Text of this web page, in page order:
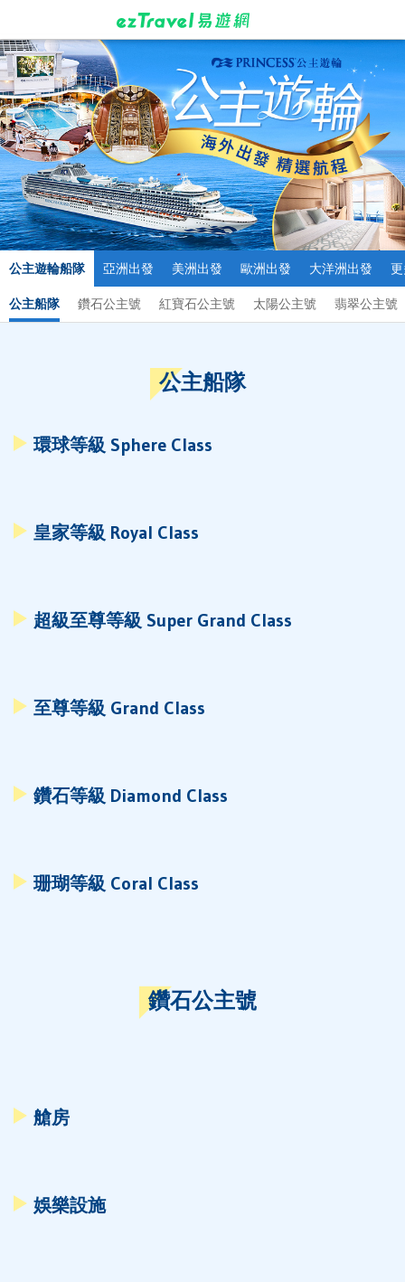
公主遊輪船隊 亞洲出發 美洲出發 歐洲出發 大洋洲出發
公主船隊 鑽石公主號 紅寶石公主號 太陽公主號 翡翠公主號
公主船隊
環球等級 Sphere Class
皇家等級 Royal Class
超級至尊等級 Super Grand Class
至尊等級 Grand Class
鑽石等級 Diamond Class
珊瑚等級 Coral Class
鑽石公主號
艙房
娛樂設施